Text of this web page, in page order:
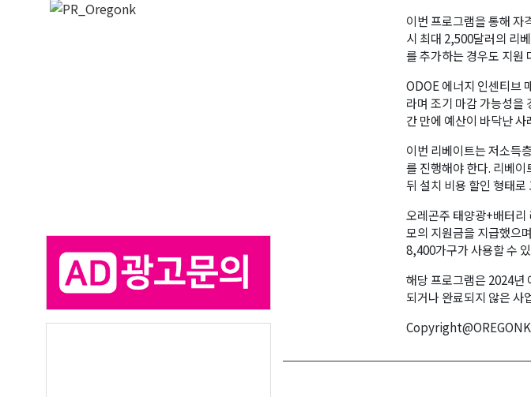
이번 프로그램을 통해 자
시 최대 2,500달러의 리
를 추가하는 경우도 지원
ODOE 에너지 인센티브
라며 조기 마감 가능성을
간 만에 예산이 바닥난 사
이번 리베이트는 저소득
를 진행해야 한다. 리베
뒤 설치 비용 할인 형태
오레곤주 태양광+배터리
모의 지원금을 지급했으
8,400가구가 사용할 수
해당 프로그램은 2024년
되거나 완료되지 않은 사